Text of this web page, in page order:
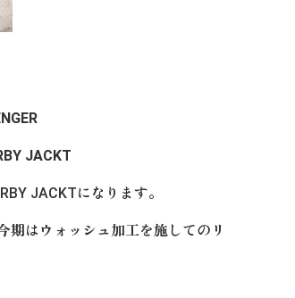
JACKT
JACKTになります。
期はウォッシュ加工を施してのリ